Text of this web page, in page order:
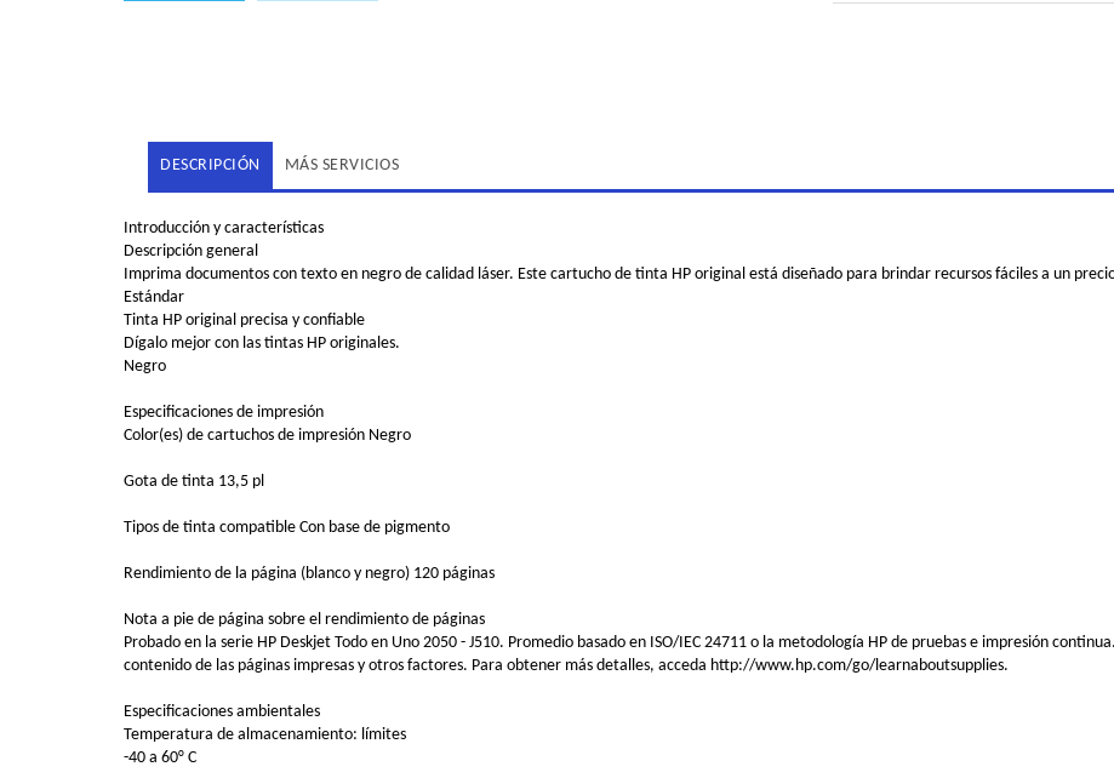
DESCRIPCIÓN MÁS SERVICIOS
Introducción y características
Descripción general
Imprima documentos con texto en negro de calidad láser. Este cartucho de tinta HP original está diseñado para brindar recursos fáciles a un
Estándar
Tinta HP original precisa y confiable
Dígalo mejor con las tintas HP originales.
Negro
Especificaciones de impresión
Color(es) de cartuchos de impresión Negro
Gota de tinta 13,5 pl
Tipos de tinta compatible Con base de pigmento
Rendimiento de la página (blanco y negro) 120 páginas
Nota a pie de página sobre el rendimiento de páginas
Probado en la serie HP Deskjet Todo en Uno 2050 - J510. Promedio basado en ISO/IEC 24711 o la metodología HP de pruebas e impresión
contenido de las páginas impresas y otros factores. Para obtener más detalles, acceda http://www.hp.com/go/learnaboutsupplies.
Especificaciones ambientales
Temperatura de almacenamiento: límites
-40 a 60° C